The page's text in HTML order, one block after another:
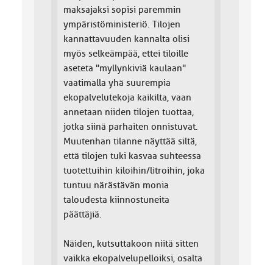
maksajaksi sopisi paremmin
ympäristöministeriö. Tilojen
kannattavuuden kannalta olisi
myös selkeämpää, ettei tiloille
aseteta "myllynkiviä kaulaan"
vaatimalla yhä suurempia
ekopalvelutekoja kaikilta, vaan
annetaan niiden tilojen tuottaa,
jotka siinä parhaiten onnistuvat.
Muutenhan tilanne näyttää siltä,
että tilojen tuki kasvaa suhteessa
tuotettuihin kiloihin/litroihin, joka
tuntuu närästävän monia
taloudesta kiinnostuneita
päättäjiä.
Näiden, kutsuttakoon niitä sitten
vaikka ekopalvelupelloiksi, osalta